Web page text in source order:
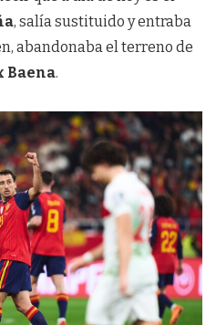
, salía sustituido y entraba
abandonaba el terreno de
Baena.